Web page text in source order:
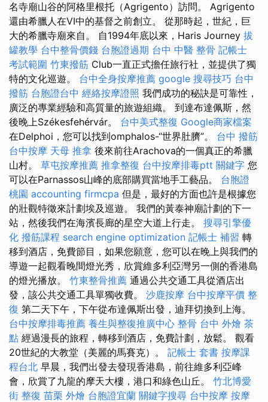
名寺廟山谷的阿格里根托（Agrigento）訪問。 Agrigento
還由希臘人在VI中的基督之前創立。 從那時起，世紀，巨
大的希臘寺廟來自。 自1994年底以來，Haris Journey 拔
罐教學 台中整骨價錢 台胞證過期 台中 中醫 整骨 記帳士
考試範圍 竹東撥筋 Club一直正式擔任旅行社，並提供了獨
特的文化巡遊。 台中全身按摩推薦 google 搜尋技巧 台中
撥筋 台胞證台中 經絡按摩證照 我們成功的秘訣是可靠性，
廣泛的專業經驗和高質量的旅遊組織。 到達布達佩斯，然
後晚上Székesfehérvár。 台中美式整復 Google商家檔案
在Delphoi，您可以找到omphalos-“世界肚臍”。 台中 撥筋
台中按摩 天母 推拿 後來前往Arachova的一個真正的希臘
山村。 草屯按摩推薦 推拿整復 台中按摩排毒ptt 關鍵字 您
可以在Parnassos山峰的底部購買當地手工藝品。 台胞證
桃園 accounting firmcpa 但是，最好的方面也許是根據您
的壯觀特徵來計劃埃及巡遊。 我們的黃泰神廟計劃的下一
站，然後我們在海濱長廊的星空大道上行走。 搜尋引擎優
化 撥筋課程 search engine optimization 記帳士 補習 轉
移到酒店，免費節目，如果您願意，您可以在晚上與我們的
導遊一起觀看晚間燈光秀，欣賞維多利亞灣另一側的香港島
的燈光播放。 竹東整骨推薦 通過公共交通工具從酒店出
發，該公共交通工具單獨收費。 沙鹿按摩 台中按摩平價 整
復 第二天下午，下午從布達佩斯出發，迪拜切換到上海。
台中按摩排毒推薦 養生與整復推廣中心 整骨 台中 外燴 茶
點 經過漫長的旅程，轉移到酒店，免費計劃，放鬆。 觀看
20世紀的大教堂（美麗的馬賽克）。 記帳士 套書 按摩課
程台北 早晨，我們出發去發現香港島，前往維多利亞峰
會，欣賞了九龍的摩天大樓，港口和綠色山丘。 竹北博愛
街 整復 苗栗 外燴 台胞證宜蘭 關鍵字搜尋 台中按摩 按摩